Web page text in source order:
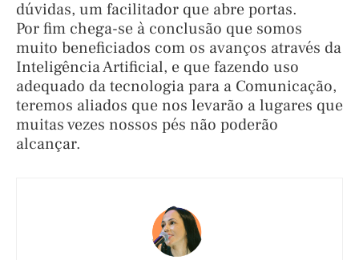
dúvidas, um facilitador que abre portas.
Por fim chega-se à conclusão que somos
muito beneficiados com os avanços através da
Inteligência Artificial, e que fazendo uso
adequado da tecnologia para a Comunicação,
teremos aliados que nos levarão a lugares que
muitas vezes nossos pés não poderão
alcançar.